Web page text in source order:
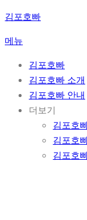
콘
츠
김포호빠
메뉴
김포호빠
김포호빠 소개
김포호빠 안내
더보기
김포호
김포호
김포호